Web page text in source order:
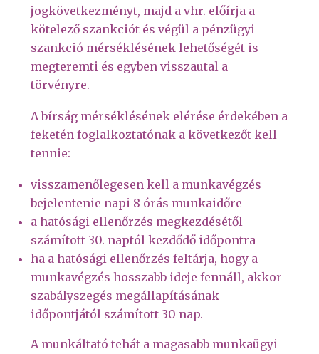
jogkövetkezményt, majd a vhr. előírja a
kötelező szankciót és végül a pénzügyi
szankció mérséklésének lehetőségét is
megteremti és egyben visszautal a
törvényre.
A bírság mérséklésének elérése érdekében a
feketén foglalkoztatónak a következőt kell
tennie:
visszamenőlegesen kell a munkavégzés
bejelentenie napi 8 órás munkaidőre
a hatósági ellenőrzés megkezdésétől
számított 30. naptól kezdődő időpontra
ha a hatósági ellenőrzés feltárja, hogy a
munkavégzés hosszabb ideje fennáll, akkor
szabályszegés megállapításának
időpontjától számított 30 nap.
A munkáltató tehát a magasabb munkaügyi